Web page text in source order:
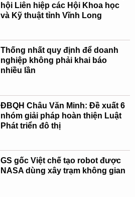
hội Liên hiệp các Hội Khoa học
và Kỹ thuật tỉnh Vĩnh Long
Thống nhất quy định để doanh
nghiệp không phải khai báo
nhiều lần
ĐBQH Châu Văn Minh: Đề xuất 6
nhóm giải pháp hoàn thiện Luật
Phát triển đô thị
GS gốc Việt chế tạo robot được
NASA dùng xây trạm không gian